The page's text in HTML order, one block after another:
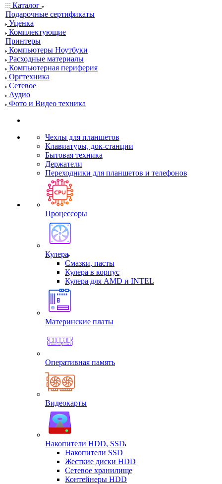
Каталог
Подарочные сертификаты
Уценка
Комплектующие
Принтеры
Компьютеры Ноутбуки
Расходные материалы
Компьютерная периферия
Оргтехника
Сетевое
Аудио
Фото и Видео техника
Чехлы для планшетов
Клавиатуры, док-станции
Бытовая техника
Держатели
Переходники для планшетов и телефонов
Процессоры
Кулера
Смазки, пасты
Кулера в корпус
Кулера для AMD и INTEL
Материнские платы
Оперативная память
Видеокарты
Накопители HDD, SSD
Накопители SSD
Жесткие диски HDD
Сетевое хранилище
Контейнеры HDD